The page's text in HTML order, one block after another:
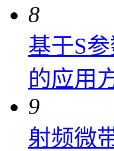
8
基于S
的应用
9
射频微